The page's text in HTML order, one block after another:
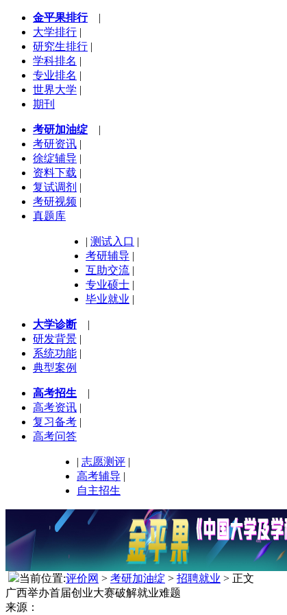
金平果排行|
大学排行 |
研究生排行 |
学科排名 |
专业排名 |
世界大学 |
期刊
考研加油绽 |
考研资讯 |
徐绽辅导 |
资料下载 |
复试调剂 |
考研视频 |
真题库
| 测试入口 |
考研辅导 |
互助交流 |
专业硕士 |
毕业就业 |
大学诊断|
研发背景 |
系统功能 |
典型案例
高考招生 |
高考资讯 |
复习备考 |
高考问答
| 志愿测评 |
高考辅导 |
自主招生
当前位置:评价网 > 考研加油绽 > 招聘就业 > 正文
广西举办首届创业大赛破解就业难题
来源：